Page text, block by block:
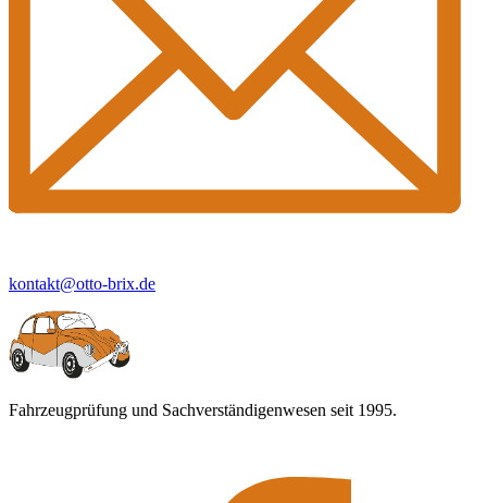
kontakt@otto-brix.de
Fahrzeugprüfung und Sachverständigenwesen seit 1995.